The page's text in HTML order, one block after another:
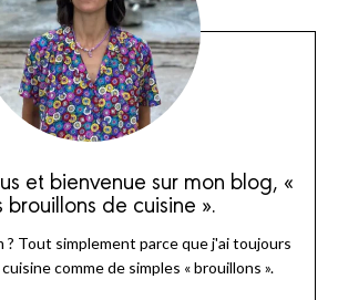
et bienvenue sur mon blog, «
brouillons de cuisine ».
? Tout simplement parce que j'ai toujours
comme de simples « brouillons ».